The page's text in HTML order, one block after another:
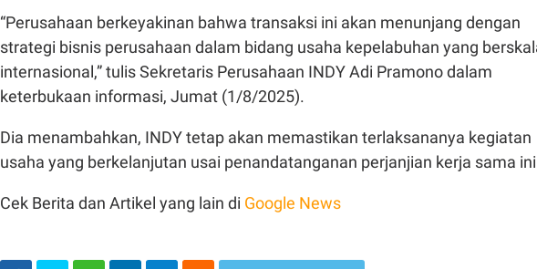
“Perusahaan berkeyakinan bahwa transaksi ini akan menunjang dengan
strategi bisnis perusahaan dalam bidang usaha kepelabuhan yang
internasional,” tulis Sekretaris Perusahaan INDY Adi Pramono dalam
keterbukaan informasi, Jumat (1/8/2025).
Dia menambahkan, INDY tetap akan memastikan terlaksananya kegiatan
usaha yang berkelanjutan usai penandatanganan perjanjian kerja sama
Cek Berita dan Artikel yang lain di Google News